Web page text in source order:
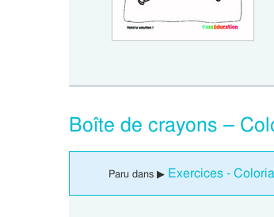
Boîte de crayons –
Paru dans ▶ Exercices -